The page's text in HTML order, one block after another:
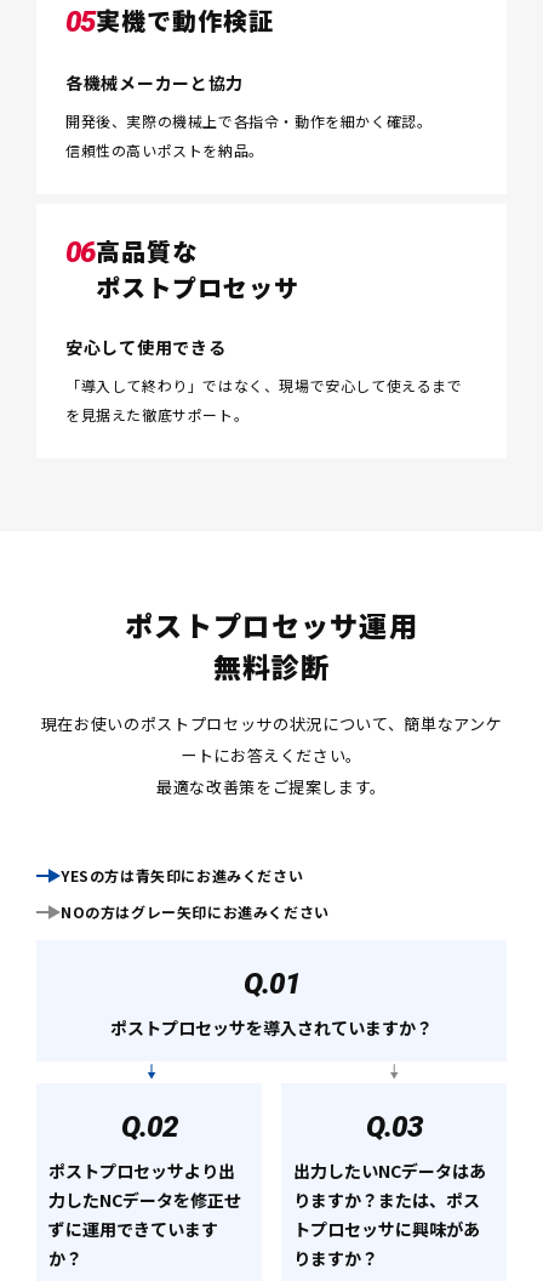
05実機で動作検証
各機械メーカーと協力
開発後、実際の機械上で各指令・動作を細かく確認。
信頼性の高いポストを納品。
06高品質な
ポストプロセッサ
安心して使用できる
「導入して終わり」ではなく、現場で安心して使えるまで
を見据えた徹底サポート。
ポストプロセッサ運用
無料診断
現在お使いのポストプロセッサの状況について、簡単なアンケ
ートにお答えください。
最適な改善策をご提案します。
YESの方は青矢印にお進みください
NOの方はグレー矢印にお進みください
Q.01
ポストプロセッサを導入されていますか？
Q.02
ポストプロセッサより出
力したNCデータを修正せ
ずに運用できています
か？
Q.03
出力したいNCデータはあ
りますか？または、ポス
トプロセッサに興味があ
りますか？